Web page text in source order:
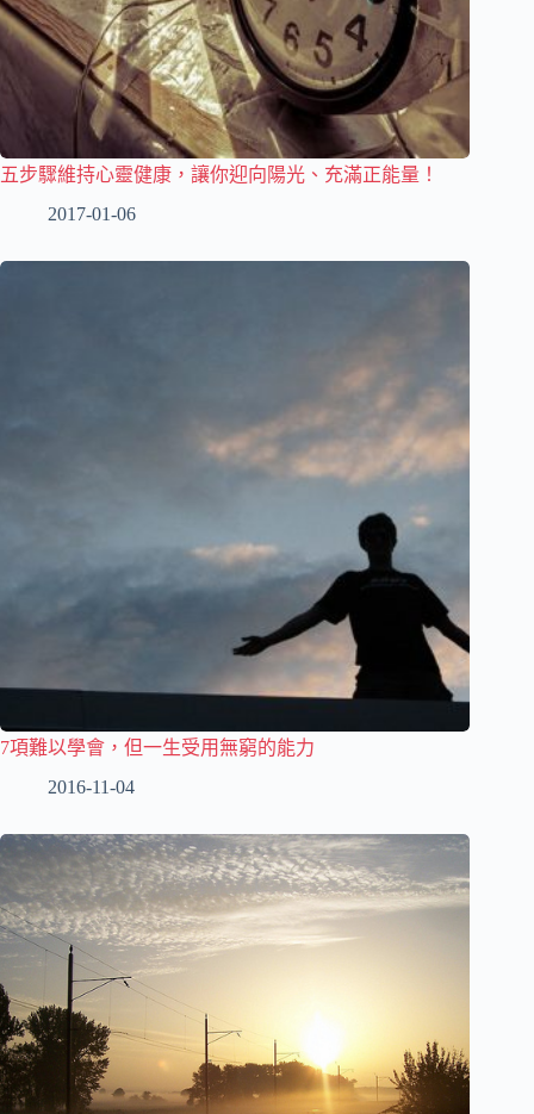
五步驟維持心靈健康，讓你迎向陽光、充滿正能量！
2017-01-06
7項難以學會，但一生受用無窮的能力
2016-11-04